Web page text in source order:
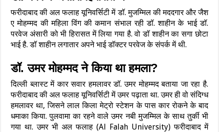
फरीदाबाद की अल फलाह यूनिवर्सिटी में डॉ. मुजम्मिल की मददगार और जैश
ए मोहम्मद की महिला विंग की कमान संभाल रही डॉ. शाहीन के भाई डॉ.
परवेज अंसारी को भी हिरासत में लिया गया है. वो डॉ शाहीन का सगा छोटा
भाई है. डॉ शाहीन लगातार अपने भाई डॉक्टर परवेज के संपर्क में थी.
डॉ. उमर मोहम्मद ने किया था हमला?
दिल्ली ब्लास्ट में कार सवार हमलावर डॉ. उमर मोहम्मद बताया जा रहा है.
फरीदाबाद की अल फलाह यूनिवर्सिटी में उमर पढ़ाता था. उमर ही वो संदिग्ध
हमलावर था, जिसने लाल किला मेट्रो स्टेशन के पास कार रोकने के बाद
धमाका किया. पुलवामा का रहने वाले उमर नबी मुजम्मिल के साथ तुर्की भी
गया था. उमर भी अल फलाह (Al Falah University) फरीदाबाद में